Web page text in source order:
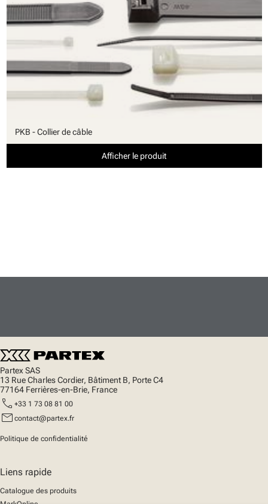
PKB - Collier de câble
Afficher le produit
Partex SAS
13 Rue Charles Cordier, Bâtiment B, Porte C4
77164 Ferrières-en-Brie, France
call +33 1 73 08 81 00
mail contact@partex.fr
Politique de confidentialité
Liens rapide
Catalogue des produits